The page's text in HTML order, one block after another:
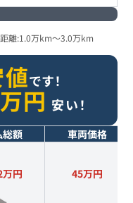
離:1.0万km～3.0万km
です！
万円 安い！
総額 車両価格
円 45万円